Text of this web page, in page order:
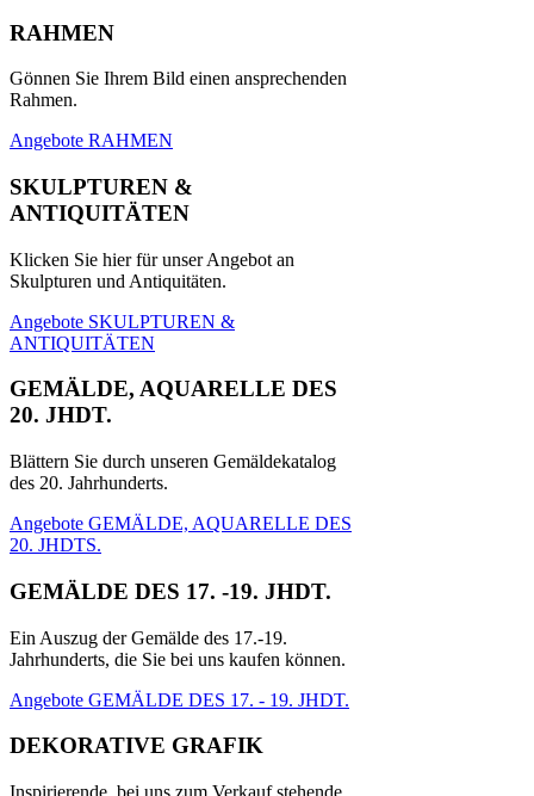
RAHMEN
Gönnen Sie Ihrem Bild einen ansprechenden
Rahmen.
Angebote RAHMEN
SKULPTUREN &
ANTIQUITÄTEN
Klicken Sie hier für unser Angebot an
Skulpturen und Antiquitäten.
Angebote SKULPTUREN &
ANTIQUITÄTEN
GEMÄLDE, AQUARELLE DES
20. JHDT.
Blättern Sie durch unseren Gemäldekatalog
des 20. Jahrhunderts.
Angebote GEMÄLDE, AQUARELLE DES
20. JHDTS.
GEMÄLDE DES 17. -19. JHDT.
Ein Auszug der Gemälde des 17.-19.
Jahrhunderts, die Sie bei uns kaufen können.
Angebote GEMÄLDE DES 17. - 19. JHDT.
DEKORATIVE GRAFIK
Inspirierende, bei uns zum Verkauf stehende